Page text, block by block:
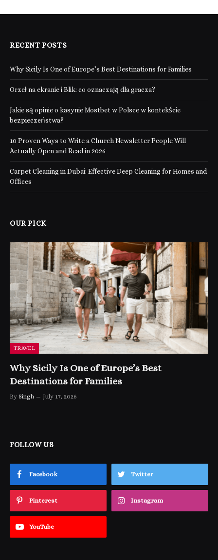
RECENT POSTS
Why Sicily Is One of Europe’s Best Destinations for Families
Orzeł na ekranie i Blik: co oznaczają dla gracza?
Jakie są opinie o kasynie Mostbet w Polsce w kontekście
bezpieczeństwa?
10 Proven Ways to Write a Church Newsletter People Will
Actually Open and Read in 2026
Carpet Cleaning in Dubai: Effective Deep Cleaning for Homes and
Offices
OUR PICK
TRAVEL
Why Sicily Is One of Europe’s Best
Destinations for Families
By Singh July 17, 2026
FOLLOW US
Facebook Twitter
Pinterest Instagram
YouTube